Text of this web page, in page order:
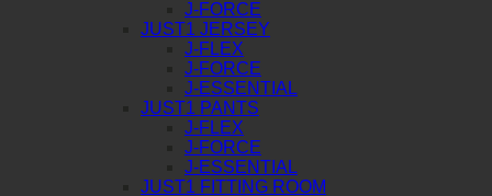
J-FORCE
JUST1 JERSEY
J-FLEX
J-FORCE
J-ESSENTIAL
JUST1 PANTS
J-FLEX
J-FORCE
J-ESSENTIAL
JUST1 FITTING ROOM